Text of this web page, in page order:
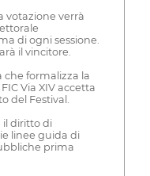
votazione verrà
di ogni sessione.
il vincitore.
che formalizza la
Via XIV accetta
del Festival.
il diritto di
linee guida di
prima